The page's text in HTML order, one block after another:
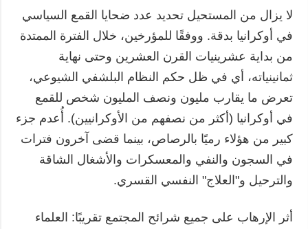
لا يزال من المستحيل تحديد عدد ضحايا القمع السياسي
في أوكرانيا بدقة. ووفقًا للمؤرخين، خلال الفترة الممتدة
من بداية عشرينيات القرن العشرين وحتى نهاية
ثمانينياته، أي في ظل حكم النظام البلشفي الشيوعي،
تعرض ما يقارب مليون ونصف المليون شخص للقمع
في أوكرانيا (أكثر من نصفهم من الأوكرانيين). أُعدم جزء
كبير من هؤلاء رميًا بالرصاص، بينما قضى آخرون فترات
في السجون والنفي والمعسكرات والأشغال الشاقة
والترحيل و"العلاج" النفسي القسري.
أثر الإرهاب على جميع شرائح المجتمع تقريبًا: العلماء